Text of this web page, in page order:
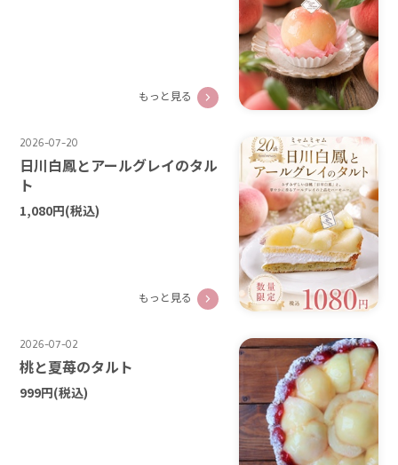
もっと見る
2026-07-20
日川白鳳とアールグレイのタル
ト
1,080円(税込)
もっと見る
2026-07-02
桃と夏苺のタルト
999円(税込)